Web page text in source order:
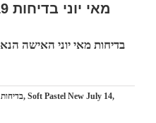
Jokes, May June 2019 מאי יוני בדיחות
Jokes בדיחות, Soft Pastel New July 14,